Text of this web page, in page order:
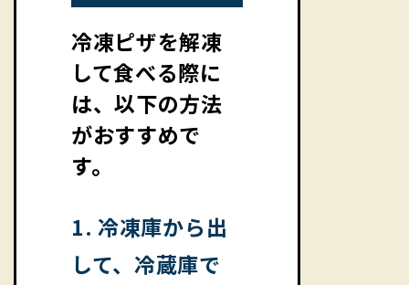
冷凍ピザを解凍
して食べる際に
は、以下の方法
がおすすめで
す。
1. 冷凍庫から出
して、冷蔵庫で